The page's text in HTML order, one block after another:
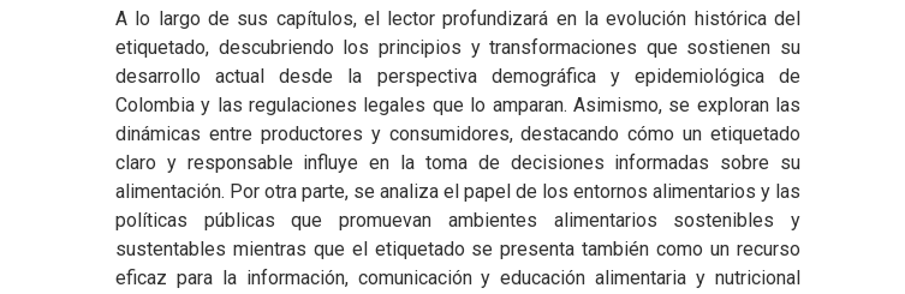
A lo largo de sus capítulos, el lector profundizará en la evolución histórica del
etiquetado, descubriendo los principios y transformaciones que sostienen su
desarrollo actual desde la perspectiva demográfica y epidemiológica de
Colombia y las regulaciones legales que lo amparan. Asimismo, se exploran las
dinámicas entre productores y consumidores, destacando cómo un etiquetado
claro y responsable influye en la toma de decisiones informadas sobre su
alimentación. Por otra parte, se analiza el papel de los entornos alimentarios y las
políticas públicas que promuevan ambientes alimentarios sostenibles y
sustentables mientras que el etiquetado se presenta también como un recurso
eficaz para la información, comunicación y educación alimentaria y nutricional